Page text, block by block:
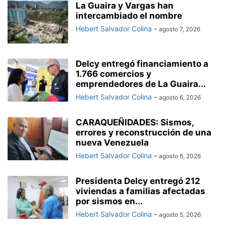
La Guaira y Vargas han
intercambiado el nombre
Hebert Salvador Colina - agosto 7, 2026
Delcy entregó financiamiento a
1.766 comercios y
emprendedores de La Guaira...
Hebert Salvador Colina - agosto 6, 2026
CARAQUEÑIDADES: Sismos,
errores y reconstrucción de una
nueva Venezuela
Hebert Salvador Colina - agosto 6, 2026
Presidenta Delcy entregó 212
viviendas a familias afectadas
por sismos en...
Hebert Salvador Colina - agosto 5, 2026